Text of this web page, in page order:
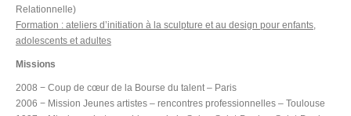
Relationnelle)
Formation : ateliers d’initiation à la sculpture et au design pour enfants,
adolescents et adultes
Missions
2008 − Coup de cœur de la Bourse du talent– Paris
2006 − Mission Jeunes artistes – rencontres professionnelles – Toulouse